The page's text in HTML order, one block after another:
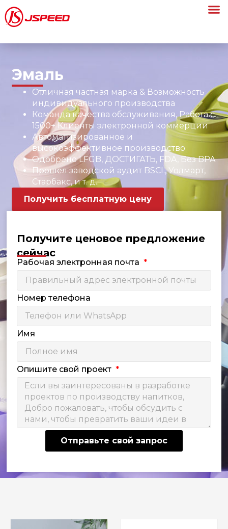
Эмаль
Отличная частная марка & Возможность
индивидуального производства
Команда качества обслуживания, Работа с
1500+ Клиенты электронной коммерции
Автоматизированное и
высокоэффективное производство
Одобрено LFGB, ДОСТИГАТЬ, FDA, Без BPA
Прошел заводской аудит BSCI., Уолмарт,
Старбакс, и т. д..
Получить бесплатную цену
Получите ценовое предложение
сейчас
Рабочая электронная почта
Номер телефона
Имя
Опишите свой проект
Отправьте свой запрос